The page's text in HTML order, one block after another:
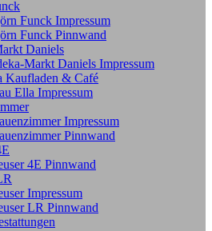
Funck Impressum
Funck Pinnwand
Daniels
Markt Daniels Impressum
Kaufladen & Café
Ella Impressum
Impressum
Pinnwand
4E Pinnwand
Impressum
LR Pinnwand